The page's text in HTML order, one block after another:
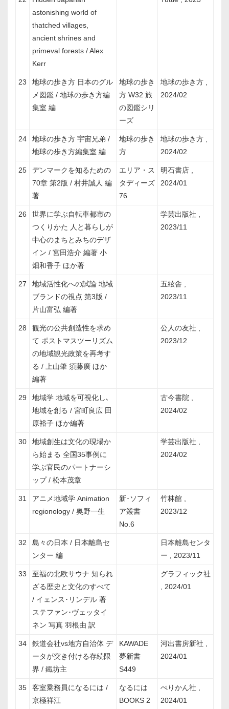
astonishing world of
thatched villages,
ancient shrines and
primeval forests / Alex
Kerr
23
地球の歩き方 日本のグル
メ図鑑 / 地球の歩き方編
集室 編
地球の歩き
方 W32 旅
の図鑑シリ
ーズ
地球の歩き方 ,
2024/02
24
地球の歩き方 宇宙兄弟 /
地球の歩き方編集室 編
地球の歩き
方
地球の歩き方 ,
2024/02
25
デンマークを知るための
70章 第2版 / 村井誠人 編
著
エリア・ス
タディーズ
76
明石書店 ,
2024/01
26
世界に学ぶ自転車都市の
つくりかた 人と暮らしが
中心のまちとみちのデザ
イン / 宮田浩介 編著 小
畑和香子 ほか著
学芸出版社 ,
2023/11
27
地域活性化への試論 地域
ブランドの視点 第3版 /
片山富弘 編著
五絃舎 ,
2023/11
28
観光の公共創造性を求め
て ポストマスツーリズム
の地域観光政策を再考す
る / 上山肇 須藤廣 ほか
編著
公人の友社 ,
2023/12
29
地域学 地域を可視化し､
地域を創る / 宮町良広 田
原裕子 ほか編著
古今書院 ,
2024/02
30
地域創生は文化の現場か
ら始まる 全国35事例に
学ぶ官民のパートナーシ
ップ / 松本茂章
学芸出版社 ,
2024/02
31
アニメ地域学 Animation
regionology / 奥野一生
新･ソフィ
ア叢書
No.6
竹林館 ,
2023/12
32
島々の日本 / 日本離島セ
ンター 編
日本離島センタ
ー , 2023/11
33
至福の北欧サウナ 知られ
ざる歴史と文化のすべて
/ イェンス･リンデル 著
ステファン･ヴェッタイ
ネン 写真 羽根由 訳
グラフィック社
, 2024/01
34
鉄道会社vs地方自治体 デ
ータが突き付ける存続限
界 / 鐵坊主
KAWADE
夢新書
S449
河出書房新社 ,
2024/01
35
客室乗務員になるには /
京極祥江
なるには
BOOKS 2
ぺりかん社 ,
2024/01